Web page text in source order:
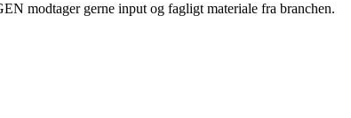
modtager gerne input og fagligt materiale fra branchen.